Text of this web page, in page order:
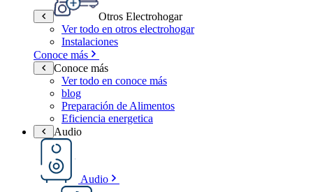
Otros Electrohogar
Ver todo en otros electrohogar
Instalaciones
Conoce más
Conoce más
Ver todo en conoce más
blog
Preparación de Alimentos
Eficiencia energetica
Audio
Audio